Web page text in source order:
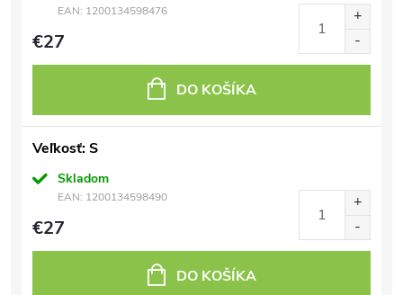
EAN: 1200134598476
€27
DO KOŠÍKA
Veľkosť: S
Skladom
EAN: 1200134598490
€27
DO KOŠÍKA